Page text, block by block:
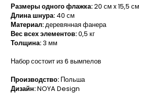
Размеры одного флажка:20 см x 15,5 см
Длина шнура: 40 см
Материал:деревянная фанера
Вес всех элементов:0,5 кг
Толщина:3 мм
Набор состоит из 6 вымпелов
Производство: Польша
Дизайн:NOYA Design